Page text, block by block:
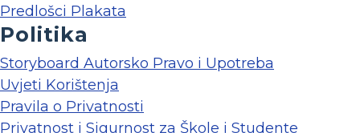
Predlošci Plakata
Politika
Storyboard Autorsko Pravo i Upotreba
Uvjeti Korištenja
Pravila o Privatnosti
Privatnost i Sigurnost za Škole i Studente